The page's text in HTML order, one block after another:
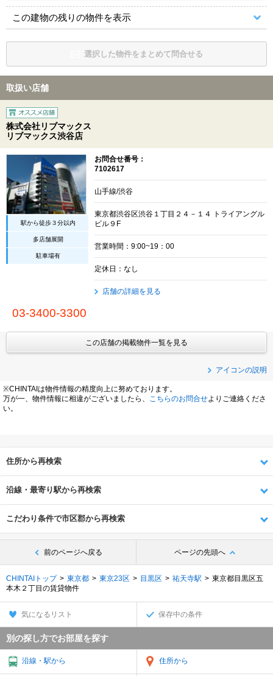
この建物の残りの物件を表示
選択した物件をまとめて問合せる
取扱い店舗
株式会社リブマックス
リブマックス渋谷店
駅から徒歩３分以内
多店舗展開
駐車場有
お問合せ番号：
7102617
山手線/渋谷
東京都渋谷区渋谷１丁目２４－１４ トライアングル
ビル９F
営業時間：9:00~19：00
定休日：なし
店舗の詳細を見る
03-3400-3300
この店舗の掲載物件一覧を見る
アイコンの説明
※CHINTAIは物件情報の精度向上に努めております。
万が一、物件情報に相違がございましたら、
こちらのお問合せよりご連絡くださ
い。
住所から再検索
沿線・最寄り駅から再検索
こだわり条件で市区郡から再検索
前のページへ戻る ページの先頭へ
CHINTAIトップ 東京都 東京23区 目黒区 祐天寺駅
東京都目黒区五
本木２丁目の賃貸物件
気になるリスト 保存中の条件
別の探し方でお部屋を探す
沿線・駅から 住所から